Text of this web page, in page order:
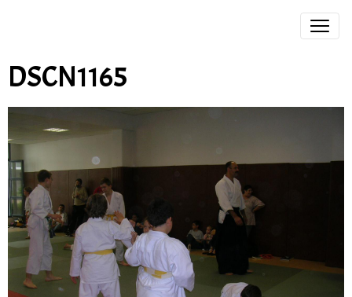
DSCN1165